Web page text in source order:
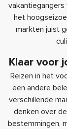
het
markten juist
Klaar voor
Reizen in het
een andere
verschillende
denken over
bestemmingen,